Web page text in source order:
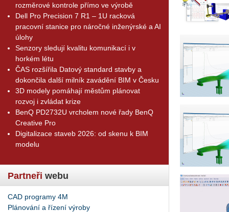
rozměrové kontrole přímo ve výrobě
Dell Pro Precision 7 R1 – 1U racková
pracovní stanice pro náročné inženýrské a AI
úlohy
Senzory sledují kvalitu komunikací i v
horkém létu
ČAS rozšířila Datový standard stavby a
dokončila další milník zavádění BIM v Česku
3D modely pomáhají městům plánovat
rozvoj i zvládat krize
BenQ PD2732U vrcholem nové řady BenQ
Creative Pro
Digitalizace staveb 2026: od skenu k BIM
modelu
Partneři webu
CAD programy 4M
Plánování a řízení výroby